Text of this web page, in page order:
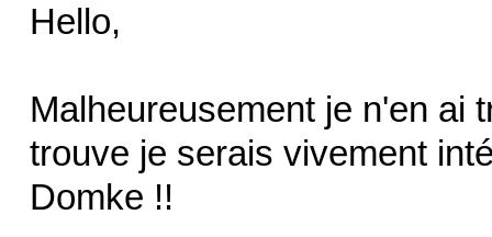
Hello,
Malheureusement je n'en ai
trouve je serais vivement
Domke !!